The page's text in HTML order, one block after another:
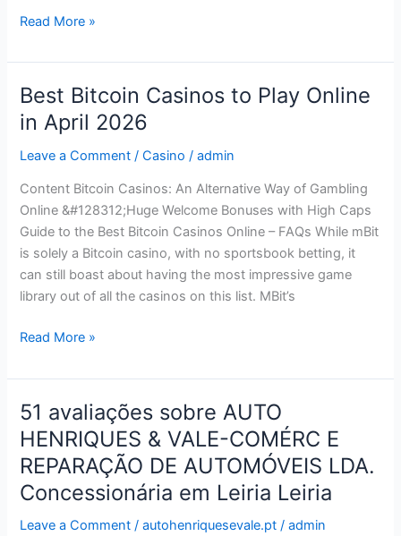
Read More »
Best Bitcoin Casinos to Play Online
in April 2026
Leave a Comment /Casino /admin
Content Bitcoin Casinos: An Alternative Way of Gambling
Online &#128312;Huge Welcome Bonuses with High Caps
Guide to the Best Bitcoin Casinos Online – FAQs While mBit
is solely a Bitcoin casino, with no sportsbook betting, it
can still boast about having the most impressive game
library out of all the casinos on this list. MBit’s
Best
Bitcoin
Casinos
to
Read More »
51 avaliações sobre AUTO
HENRIQUES & VALE-COMÉRC E
REPARAÇÃO DE AUTOMÓVEIS LDA.
Concessionária em Leiria Leiria
Leave a Comment /autohenriquesevale.pt /admin
51
avaliações
sobre
AUTO
HENRIQUES
&